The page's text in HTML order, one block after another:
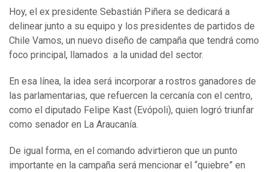
Hoy, el ex presidente Sebastián Piñera se dedicará a
delinear junto a su equipo y los presidentes de partidos de
Chile Vamos, un nuevo diseño de campaña que tendrá como
foco principal, llamados a la unidad del sector.
En esa línea, la idea será incorporar a rostros ganadores de
las parlamentarias, que refuercen la cercanía con el centro,
como el diputado Felipe Kast (Evópoli), quien logró triunfar
como senador en La Araucanía.
De igual forma, en el comando advirtieron que un punto
importante en la campaña será mencionar el “quiebre” en